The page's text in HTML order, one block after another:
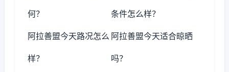
何？ 条件怎么样？
阿拉善盟今天路况怎么
样？
阿拉善盟今天适合晾晒
吗？